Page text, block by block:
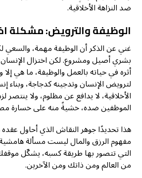
ضد النزاهة الأخلاقية.
الوظيفة والترويض: مشكلة
غني عن الذكر أن الوظيفة مهمة،
بشري أصيل ومشروع. لكن اختزال
أثره في حياته بالعمل والوظيفة، ما هي
لترويض الإنسان وتدجينه كدجاجة، وبناء
الأخلاقية، لا يدافع عن مظلوم، ولا ينتصر
الموظفين ضده، خشيةً منه على خسارة
هذا تحديدًا جوهر النقاش الذي أحاول عقده
مفهوم الرزق والمال ليست مسألة
التي تتصور بها طريقة كسبه، يشكّل
من العالم ومن ذاتك ومن الآخرين.